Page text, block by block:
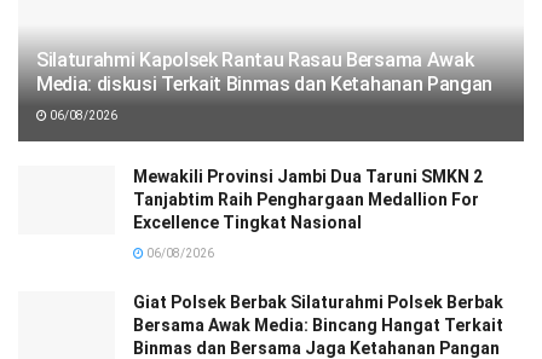
Silaturahmi Kapolsek Rantau Rasau Bersama Awak
Media: diskusi Terkait Binmas dan Ketahanan Pangan
06/08/2026
Mewakili Provinsi Jambi Dua Taruni SMKN 2
Tanjabtim Raih Penghargaan Medallion For
Excellence Tingkat Nasional
06/08/2026
Giat Polsek Berbak Silaturahmi Polsek Berbak
Bersama Awak Media: Bincang Hangat Terkait
Binmas dan Bersama Jaga Ketahanan Pangan